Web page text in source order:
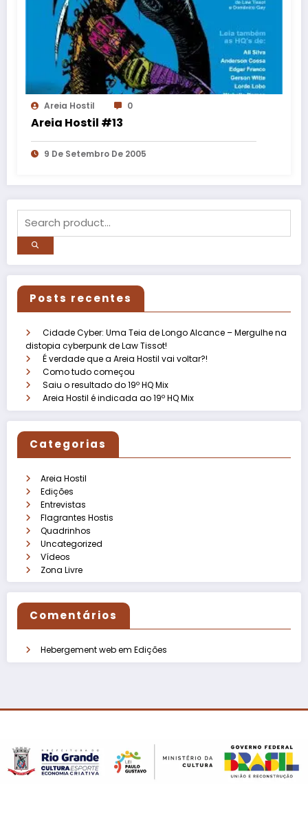
Areia Hostil 0
Areia Hostil #13
9 De Setembro De 2005
Posts recentes
Cidade Cyber: Uma Teia de Longo Alcance – Mergulhe na
distopia cyberpunk de Law Tissot!
É verdade que a Areia Hostil vai voltar?!
Como tudo começou
Saiu o resultado do 19º HQ Mix
Areia Hostil é indicada ao 19º HQ Mix
Categorias
Areia Hostil
Edições
Entrevistas
Flagrantes Hostis
Quadrinhos
Uncategorized
Vídeos
Zona Livre
Comentários
Hebergement webem Edições